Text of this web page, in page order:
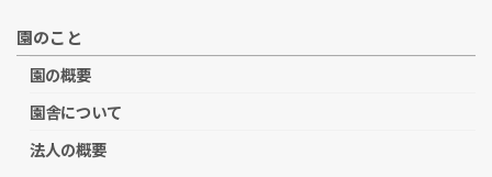
園のこと
園の概要
園舎について
法人の概要